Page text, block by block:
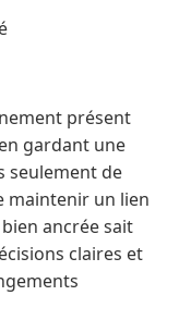
présent
gardant une
seulement de
maintenir un lien
ancrée sait
claires et